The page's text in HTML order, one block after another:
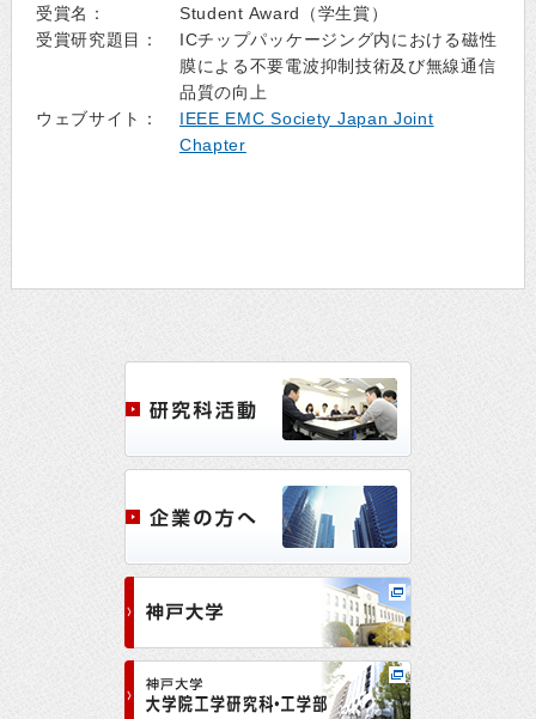
受賞名：
Student Award（学生賞）
受賞研究題目：
ICチップパッケージング内における磁性
膜による不要電波抑制技術及び無線通信
品質の向上
ウェブサイト：
IEEE EMC Society Japan Joint
Chapter